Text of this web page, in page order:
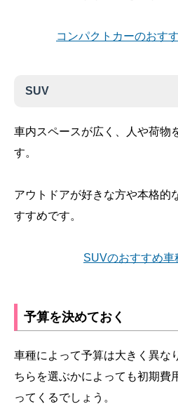
コンパクトカーのおす
SUV
車内スペースが広く、人や荷物
す。
アウトドアが好きな方や本格的
すすめです。
SUVのおすすめ車
予算を決めておく
車種によって予算は大きく異な
ちらを選ぶかによっても初期費
ってくるでしょう。